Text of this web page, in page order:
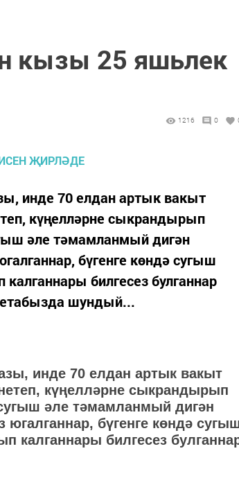
кызы 25 яшьлек
1216 0
инде 70 елдан артык вакыт
күңелләрне сыкрандырып
әле тәмамланмый дигән
бүгенге көндә сугыш
билгесез булганнар
шундый...
инде 70 елдан артык вакыт
күңелләрне сыкрандырып
әле тәмамланмый дигән
бүгенге көндә
калганнары билгесез